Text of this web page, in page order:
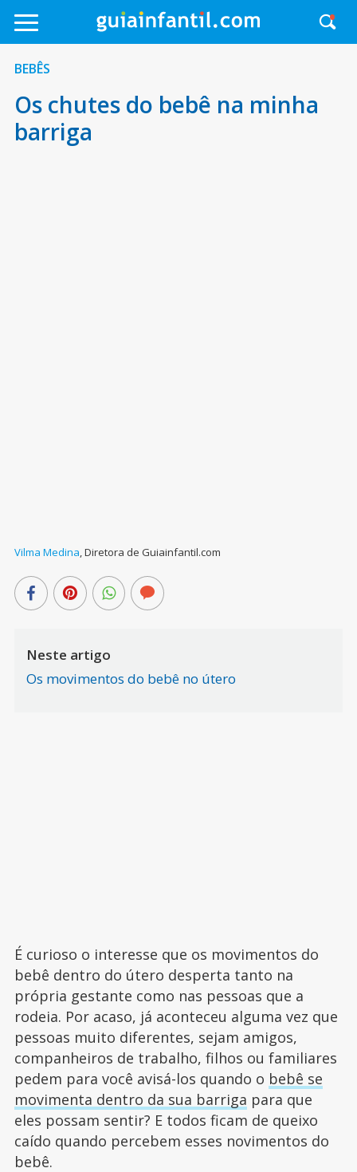
BEBÊS
Os chutes do bebê na minha
barriga
Vilma Medina,Diretora de Guiainfantil.com
Neste artigo
Os movimentos do bebê no útero
É curioso o interesse que os movimentos do
bebê dentro do útero desperta tanto na
própria gestante como nas pessoas que a
rodeia. Por acaso, já aconteceu alguma vez que
pessoas muito diferentes, sejam amigos,
companheiros de trabalho, filhos ou familiares
pedem para você avisá-los quando o bebê se
movimenta dentro da sua barriga para que
eles possam sentir? E todos ficam de queixo
caído quando percebem esses novimentos do
bebê.